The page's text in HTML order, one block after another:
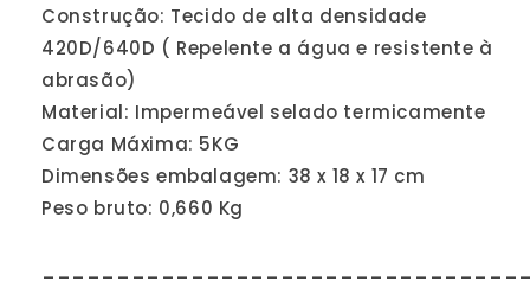
Construção: Tecido de alta densidade
420D/640D ( Repelente a água e resistente à
abrasão)
Material: Impermeável selado termicamente
Carga Máxima: 5KG
Dimensões embalagem: 38 x 18 x 17 cm
Peso bruto: 0,660 Kg